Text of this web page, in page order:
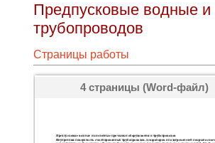
Предпусковые водные и
трубопроводов
Страницы работы
4 страницы (Word-файл)